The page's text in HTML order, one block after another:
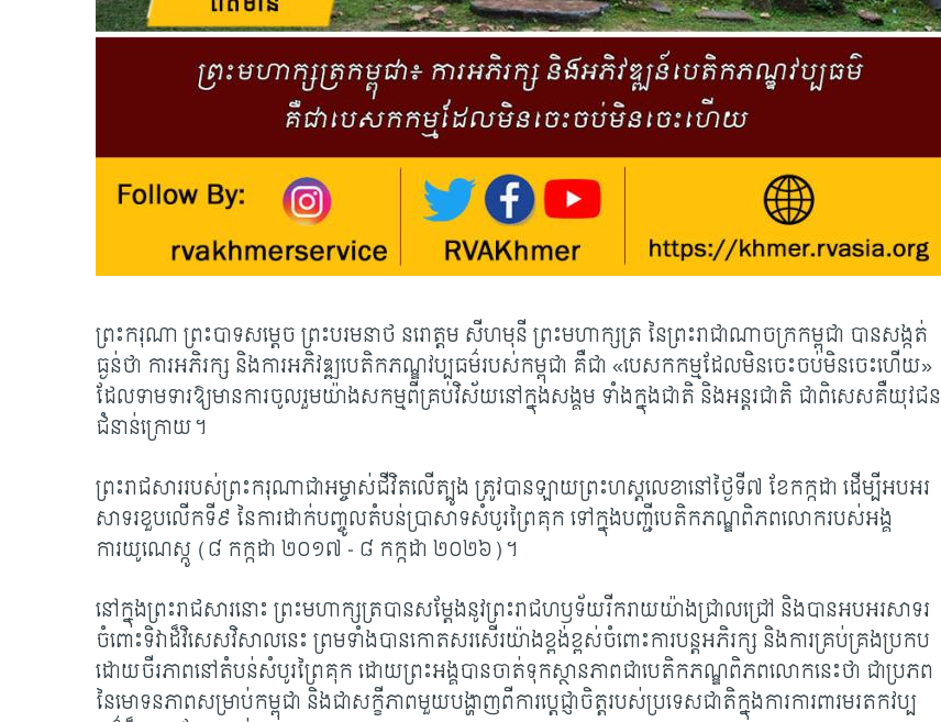
ព្រះករុណា ព្រះបាទសម្តេច ព្រះបរមនាថ នរោត្តម សីហមុនី ព្រះមហាក្សត្រ នៃព្រះរាជាណាចក្រកម្ពុជា បានសង្កត់
ធ្ងន់ថា ការអភិរក្ស និងការអភិវឌ្ឍបេតិកភណ្ឌវប្បធម៌របស់កម្ពុជា គឺជា «បេសកកម្មដែលមិនចេះចប់មិនចេះហើយ»
ដែលទាមទារឱ្យមានការចូលរួមយ៉ាងសកម្មពីគ្រប់វិស័យនៅក្នុងសង្គម ទាំងក្នុងជាតិ និងអន្តរជាតិ ជាពិសេសគឺយុវជន
ជំនាន់ក្រោយ។
ព្រះរាជសាររបស់ព្រះករុណាជាអម្ចាស់ជីវិតលើត្បូង ត្រូវបានឡាយព្រះហស្តលេខានៅថ្ងៃទី៧ ខែកក្កដា ដើម្បីអបអរ
សាទរខួបលើកទី៩ នៃការដាក់បញ្ចូលតំបន់ប្រាសាទសំបូរព្រៃគុក ទៅក្នុងបញ្ជីបេតិកភណ្ឌពិភពលោករបស់អង្គ
ការយូណេស្កូ (៨ កក្កដា ២០១៧ - ៨ កក្កដា ២០២៦)។
នៅក្នុងព្រះរាជសារនោះ ព្រះមហាក្សត្របានសម្តែងនូវព្រះរាជហឫទ័យរីករាយយ៉ាងជ្រាលជ្រៅ និងបានអបអរសាទរ
ចំពោះទិវាដ៏វិសេសវិសាលនេះ ព្រមទាំងបានកោតសរសើរយ៉ាងខ្ពង់ខ្ពស់ចំពោះការបន្តអភិរក្ស និងការគ្រប់គ្រងប្រកប
ដោយចីរភាពនៅតំបន់សំបូរព្រៃគុក ដោយព្រះអង្គបានចាត់ទុកស្ថានភាពជាបេតិកភណ្ឌពិភពលោកនេះថា ជាប្រភព
នៃមោទនភាពសម្រាប់កម្ពុជា និងជាសក្ខីភាពមួយបង្ហាញពីការប្តេជ្ញាចិត្តរបស់ប្រទេសជាតិក្នុងការការពារមរតកវប្ប